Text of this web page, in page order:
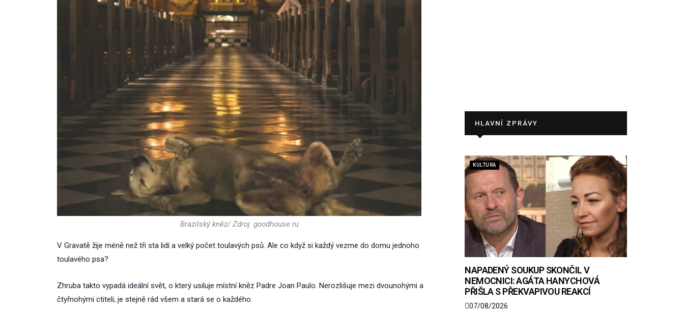
Brazilský kněz/ Zdroj: goodhouse.ru
V Gravatě žije méně než tři sta lidí a velký počet toulavých psů. Ale co když si každý vezme do domu jednoho
toulavého psa?
Zhruba takto vypadá ideální svět, o který usiluje místní kněz Padre Joan Paulo. Nerozlišuje mezi dvounohými a
čtyřnohými ctiteli; je stejně rád všem a stará se o každého.
HLAVNÍ ZPRÁVY
KULTURA
NAPADENÝ SOUKUP SKONČIL V
NEMOCNICI: AGÁTA HANYCHOVÁ
PŘIŠLA S PŘEKVAPIVOU REAKCÍ
07/08/2026